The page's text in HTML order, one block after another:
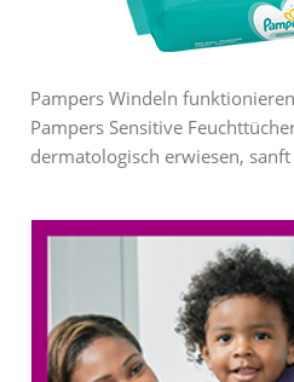
Pampers Windeln
Pampers Sensitive
dermatologisch erwiesen,